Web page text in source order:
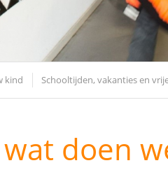
kind Schooltijden, vakanties en
doen